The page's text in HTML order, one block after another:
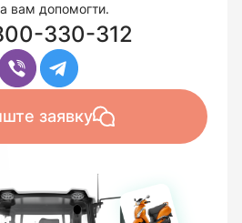
вам допомогти.
330-312
заявку